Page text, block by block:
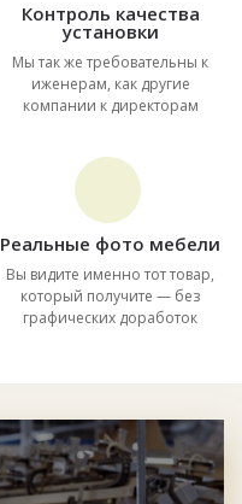
Контроль качества
установки
Мы так же требовательны к
иженерам, как другие
компании к директорам
Реальные фото мебели
Вы видите именно тот товар,
который получите — без
графических доработок